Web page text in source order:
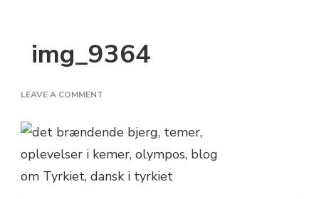
img_9364
LEAVE A COMMENT